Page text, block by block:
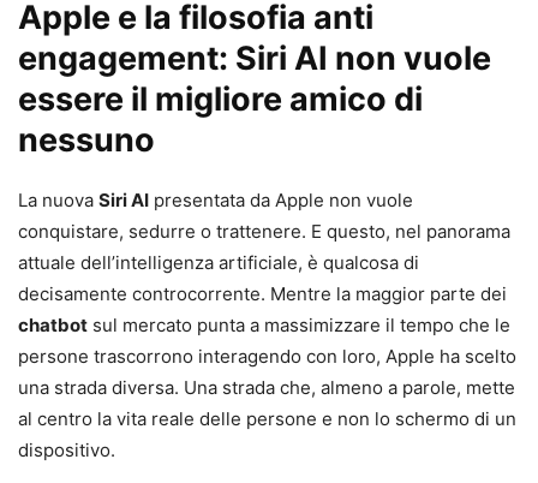
Apple e la filosofia anti
engagement: Siri AI non vuole
essere il migliore amico di
nessuno
La nuova Siri AI presentata da Apple non vuole
conquistare, sedurre o trattenere. E questo, nel panorama
attuale dell’intelligenza artificiale, è qualcosa di
decisamente controcorrente. Mentre la maggior parte dei
chatbot sul mercato punta a massimizzare il tempo che le
persone trascorrono interagendo con loro, Apple ha scelto
una strada diversa. Una strada che, almeno a parole, mette
al centro la vita reale delle persone e non lo schermo di un
dispositivo.